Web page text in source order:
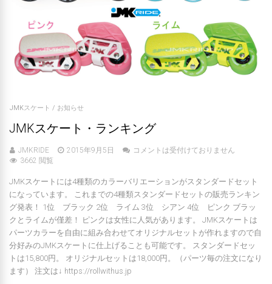
JMKスケート / お知らせ
JMKスケート・ランキング
JMKRIDE 2015年9月5日
コメントは受付けておりません
3662 閲覧
JMKスケートには4種類のカラーバリエーションがスタンダードセット
になっています。 これまでの4種類スタンダードセットの販売ランキン
グ発表！ 1位 ブラック 2位 ライム 3位 シアン 4位 ピンク ブラッ
クとライムが僅差！ ピンクは女性に人気があります。 JMKスケートは
パーツカラーを自由に組み合わせてオリジナルセットが作れますので自
分好みのJMKスケートに仕上げることも可能です。 スタンダードセッ
トは15,800円。 オリジナルセットは18,000円。（パーツ毎の注文になり
ます） 注文は↓ https://rollwithus.jp